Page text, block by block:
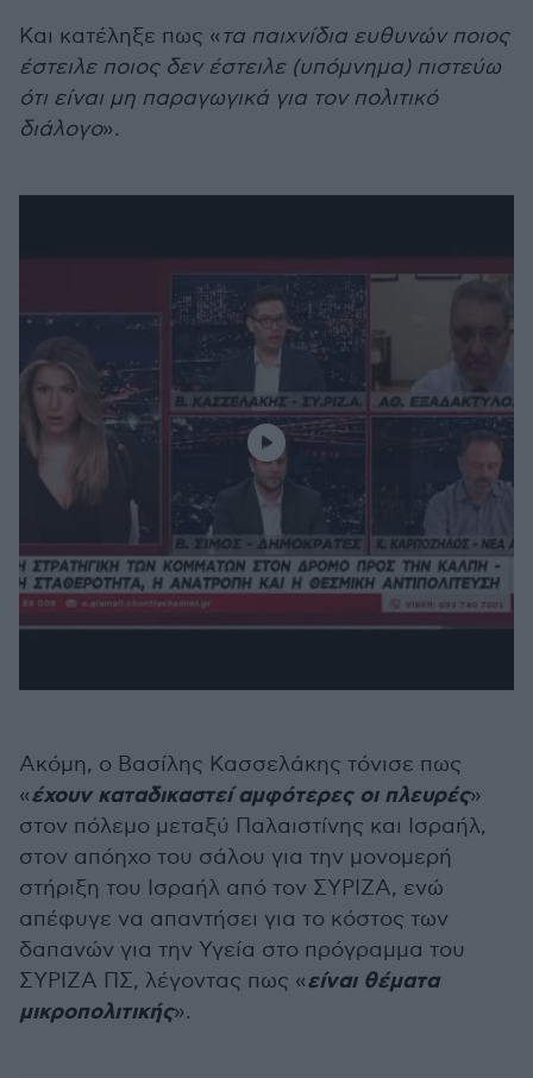
Και κατέληξε πως « τα παιχνίδια ευθυνών ποιος
έστειλε ποιος δεν έστειλε (υπόμνημα) πιστεύω
ότι είναι μη παραγωγικά για τον πολιτικό
διάλογο».
Ακόμη, ο Βασίλης Κασσελάκης τόνισε πως
«έχουν καταδικαστεί αμφότερες οι πλευρές»
στον πόλεμο μεταξύ Παλαιστίνης και Ισραήλ,
στον απόηχο του σάλου για την μονομερή
στήριξη του Ισραήλ από τον ΣΥΡΙΖΑ, ενώ
απέφυγε να απαντήσει για το κόστος των
δαπανών για την Υγεία στο πρόγραμμα του
ΣΥΡΙΖΑ ΠΣ, λέγοντας πως «είναι θέματα
μικροπολιτικής».